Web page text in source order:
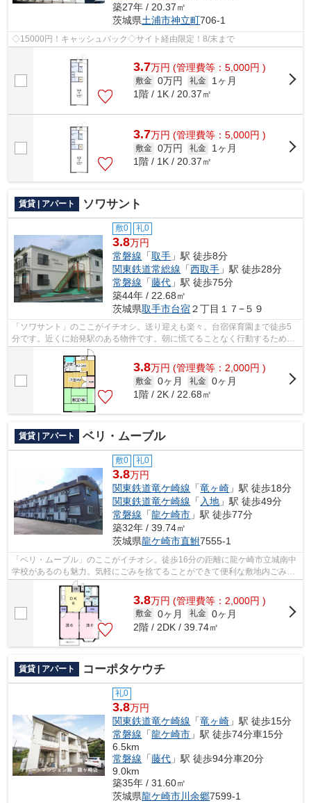
築27年 / 20.37㎡
茨城県土浦市神立町706-1
◇15000円！キャッシュバック◇サイト経由限定！8/末まで
3.7万円 (管理費等：5,000円 )
敷金 0万円 礼金
1ヶ月
1階 / 1K / 20.37㎡
3.7万円 (管理費等：5,000円 )
敷金 0万円 礼金
1ヶ月
1階 / 1K / 20.37㎡
賃貸 | アパート ソワサント
敷0 礼0
3.8万円
常磐線 「取手 」駅 徒歩8分
関東鉄道常総線 「西取手 」駅 徒歩28分
常磐線 「藤代 」駅 徒歩75分
築44年 / 22.68㎡
茨城県取手市台宿２丁目１７−５９
「ソワサント」のここがイチオシ。送り迎えも楽々。台宿保育園まで徒歩5
分です。近くに始発駅のある物件です。朝に慌てることなく行動するために
駅から徒歩8分の駅近物件はいかがでし...
3.8万円 (管理費等：2,000円 )
敷金 0ヶ月 礼金 0ヶ月
1階 / 2K / 22.68㎡
賃貸 | アパート ベリ・ムーブル
敷0 礼0
3.8万円
関東鉄道竜ケ崎線 「竜ヶ崎 」駅 徒歩18分
関東鉄道竜ケ崎線 「 入地 」駅 徒歩49分
常磐線 「龍ケ崎市 」駅 徒歩77分
築32年 / 39.74㎡
茨城県龍ケ崎市直鮒7555-1
「ベリ・ムーブル」のここがイチオシ。徒歩16分の距離に龍ケ崎市立城南中
学校があるのも魅力。気軽にごみを捨てることができて便利な敷地内ごみ置
き場つきの物件です。ATMに行かずとも...
3.8万円 (管理費等：2,000円 )
敷金 0ヶ月 礼金 0ヶ月
2階 / 2DK / 39.74㎡
賃貸 | アパート コーポタケウチ
礼0
3.8万円
関東鉄道竜ケ崎線 「竜ヶ崎 」駅 徒歩15分
常磐線 「龍ケ崎市 」駅 徒歩74分車15分
6.5km
常磐線 「藤代 」駅 徒歩94分車20分
9.0km
築35年 / 31.60㎡
茨城県龍ケ崎市川余郷7599-1